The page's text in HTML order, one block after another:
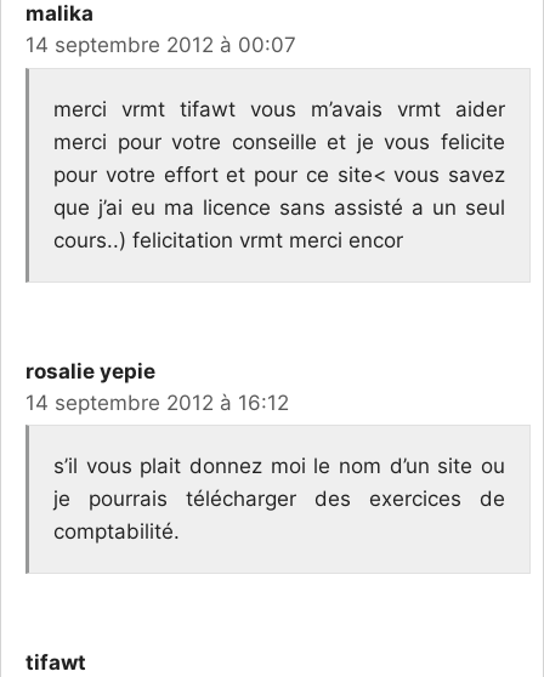
malika
14 septembre 2012 à 00:07
merci vrmt tifawt vous m’avais vrmt aider
merci pour votre conseille et je vous felicite
pour votre effort et pour ce site< vous savez
que j’ai eu ma licence sans assisté a un seul
cours..) felicitation vrmt merci encor
rosalie yepie
14 septembre 2012 à 16:12
s’il vous plait donnez moi le nom d’un site ou
je pourrais télécharger des exercices de
comptabilité.
tifawt